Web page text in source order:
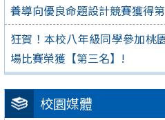
養導向優良命題設計競賽獲得第
狂賀！本校八年級同學參加桃
場比賽榮獲【第三名】!
校園媒體